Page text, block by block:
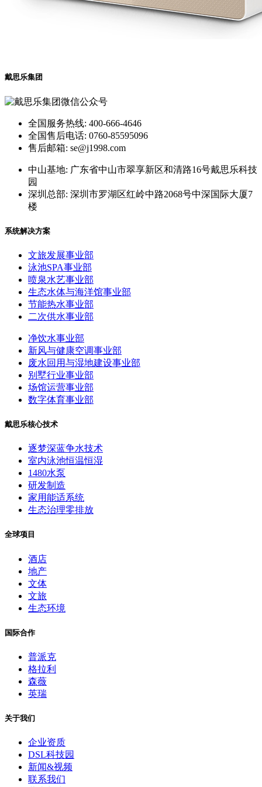
戴思乐集团
全国服务热线: 400-666-4646
全国售后电话: 0760-85595096
售后邮箱: se@j1998.com
中山基地: 广东省中山市翠享新区和清路16号戴思乐科技
园
深圳总部: 深圳市罗湖区红岭中路2068号中深国际大厦7
楼
系统解决方案
文旅发展事业部
泳池SPA事业部
喷泉水艺事业部
生态水体与海洋馆事业部
节能热水事业部
二次供水事业部
净饮水事业部
新风与健康空调事业部
废水回用与湿地建设事业部
别墅行业事业部
场馆运营事业部
数字体育事业部
戴思乐核心技术
逐梦深蓝争水技术
室内泳池恒温恒湿
1480水泵
研发制造
家用能适系统
生态治理零排放
全球项目
酒店
地产
文体
文旅
生态环境
国际合作
普派克
格拉利
森薇
英瑞
关于我们
企业资质
DSL科技园
新闻&视频
联系我们